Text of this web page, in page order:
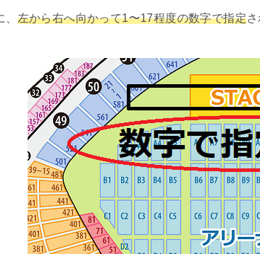
左から右へ向かって1〜17程度の数字で指定